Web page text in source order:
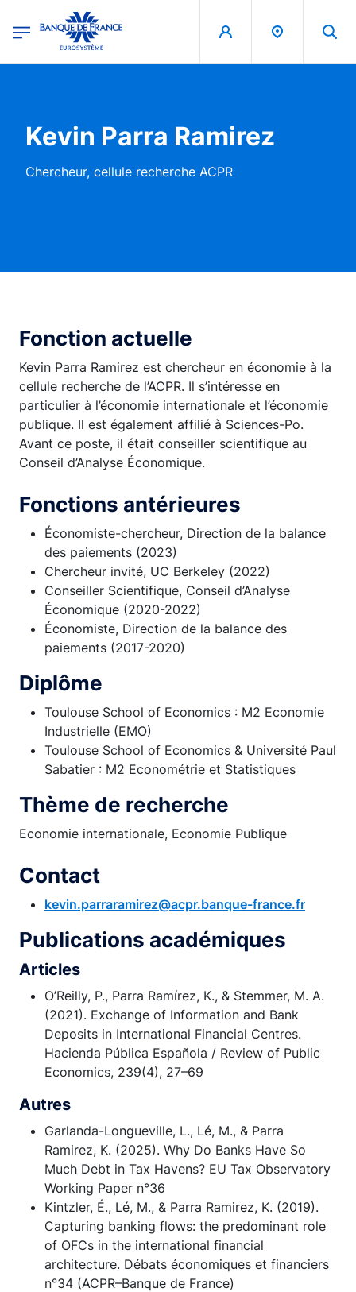
Banque de France - Menu Principal
Kevin Parra Ramirez
Chercheur, cellule recherche ACPR
Fonction actuelle
Kevin Parra Ramirez est chercheur en économie à la
cellule recherche de l’ACPR. Il s’intéresse en
particulier à l’économie internationale et l’économie
publique. Il est également affilié à Sciences-Po.
Avant ce poste, il était conseiller scientifique au
Conseil d’Analyse Économique.
Fonctions antérieures
Économiste-chercheur, Direction de la balance
des paiements (2023)
Chercheur invité, UC Berkeley (2022)
Conseiller Scientifique, Conseil d’Analyse
Économique (2020-2022)
Économiste, Direction de la balance des
paiements (2017-2020)
Diplôme
Toulouse School of Economics : M2 Economie
Industrielle (EMO)
Toulouse School of Economics & Université Paul
Sabatier : M2 Econométrie et Statistiques
Thème de recherche
Economie internationale, Economie Publique
Contact
kevin.parraramirez@acpr.banque-france.fr
Publications académiques
Articles
O’Reilly, P., Parra Ramírez, K., & Stemmer, M. A.
(2021). Exchange of Information and Bank
Deposits in International Financial Centres.
Hacienda Pública Española / Review of Public
Economics, 239(4), 27–69
Autres
Garlanda-Longueville, L., Lé, M., & Parra
Ramirez, K. (2025). Why Do Banks Have So
Much Debt in Tax Havens? EU Tax Observatory
Working Paper n°36
Kintzler, É., Lé, M., & Parra Ramirez, K. (2019).
Capturing banking flows: the predominant role
of OFCs in the international financial
architecture. Débats économiques et financiers
n°34 (ACPR–Banque de France)